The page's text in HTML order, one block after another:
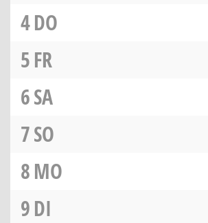
4DO
5FR
6SA
7SO
8MO
9DI